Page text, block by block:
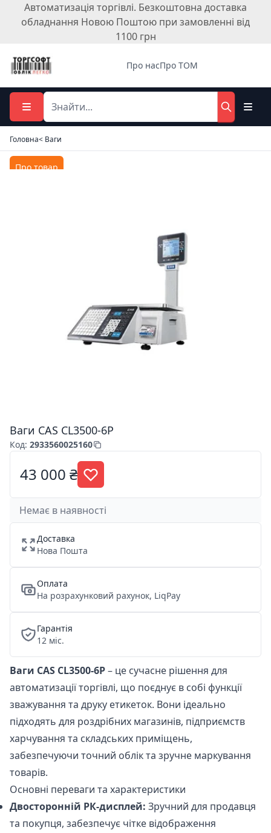
Автоматизація торгівлі. Безкоштовна доставка
обладнання Новою Поштою при замовленні від
1100 грн
Про насПро ТОМ
Головна< Ваги
Про товар
Ваги CAS CL3500-6P
Код: 2933560025160
43 000 ₴
Немає в наявності
Доставка
Нова Пошта
Оплата
На розрахунковий рахунок, LiqPay
Гарантія
12 міс.
Ваги CAS CL3500-6P– це сучасне рішення для
автоматизації торгівлі, що поєднує в собі функції
зважування та друку етикеток. Вони ідеально
підходять для роздрібних магазинів, підприємств
харчування та складських приміщень,
забезпечуючи точний облік та зручне маркування
товарів.
Основні переваги та характеристики
Двосторонній РК-дисплей: Зручний для продавця
та покупця, забезпечує чітке відображення